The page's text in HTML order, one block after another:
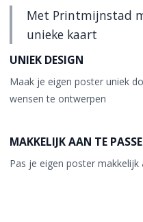
Met Printmijnstad
unieke kaart
UNIEK DESIGN
Maak je eigen poster uniek
wensen te ontwerpen
MAKKELIJK AAN TE
Pas je eigen poster